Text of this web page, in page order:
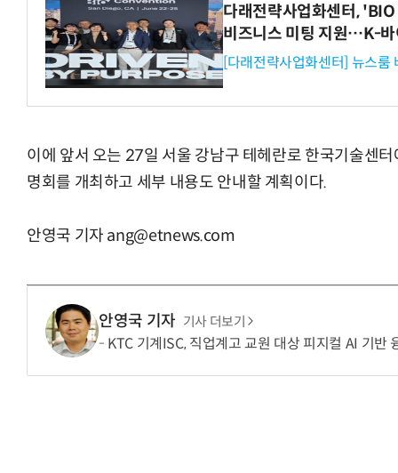
다래전략사업화센터,
비즈니스 미팅 지원…K-바
[다래전략사업화센터] 뉴스룸
이에 앞서 오는 27일 서울 강남구 테헤란로 한국기술센
명회를 개최하고 세부 내용도 안내할 계획이다.
안영국 기자 ang@etnews.com
안영국 기자 기사 더보기
KTC 기계ISC, 직업계고 교원 대상 피지컬 AI 기반